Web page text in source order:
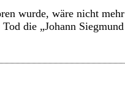
wurde, wäre nicht mehr
die „Johann Siegmund